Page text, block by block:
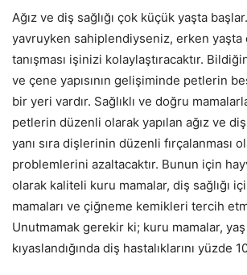
Ağız ve diş sağlığı çok küçük yaşta
yavruyken sahiplendiyseniz, erken yaşta
tanışması işinizi kolaylaştıracaktır.
ve çene yapısının gelişiminde petlerin
bir yeri vardır. Sağlıklı ve doğru
petlerin düzenli olarak yapılan ağız ve
yanı sıra dişlerinin düzenli fırçalanması
problemlerini azaltacaktır. Bunun için
olarak kaliteli kuru mamalar, diş sağlığı
mamaları ve çiğneme kemikleri tercih
Unutmamak gerekir ki; kuru mamalar,
kıyaslandığında diş hastalıklarını yüzde